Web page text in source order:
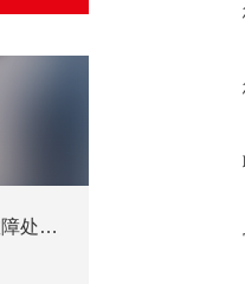
耐磨热电偶补偿导线常见故障处理方法